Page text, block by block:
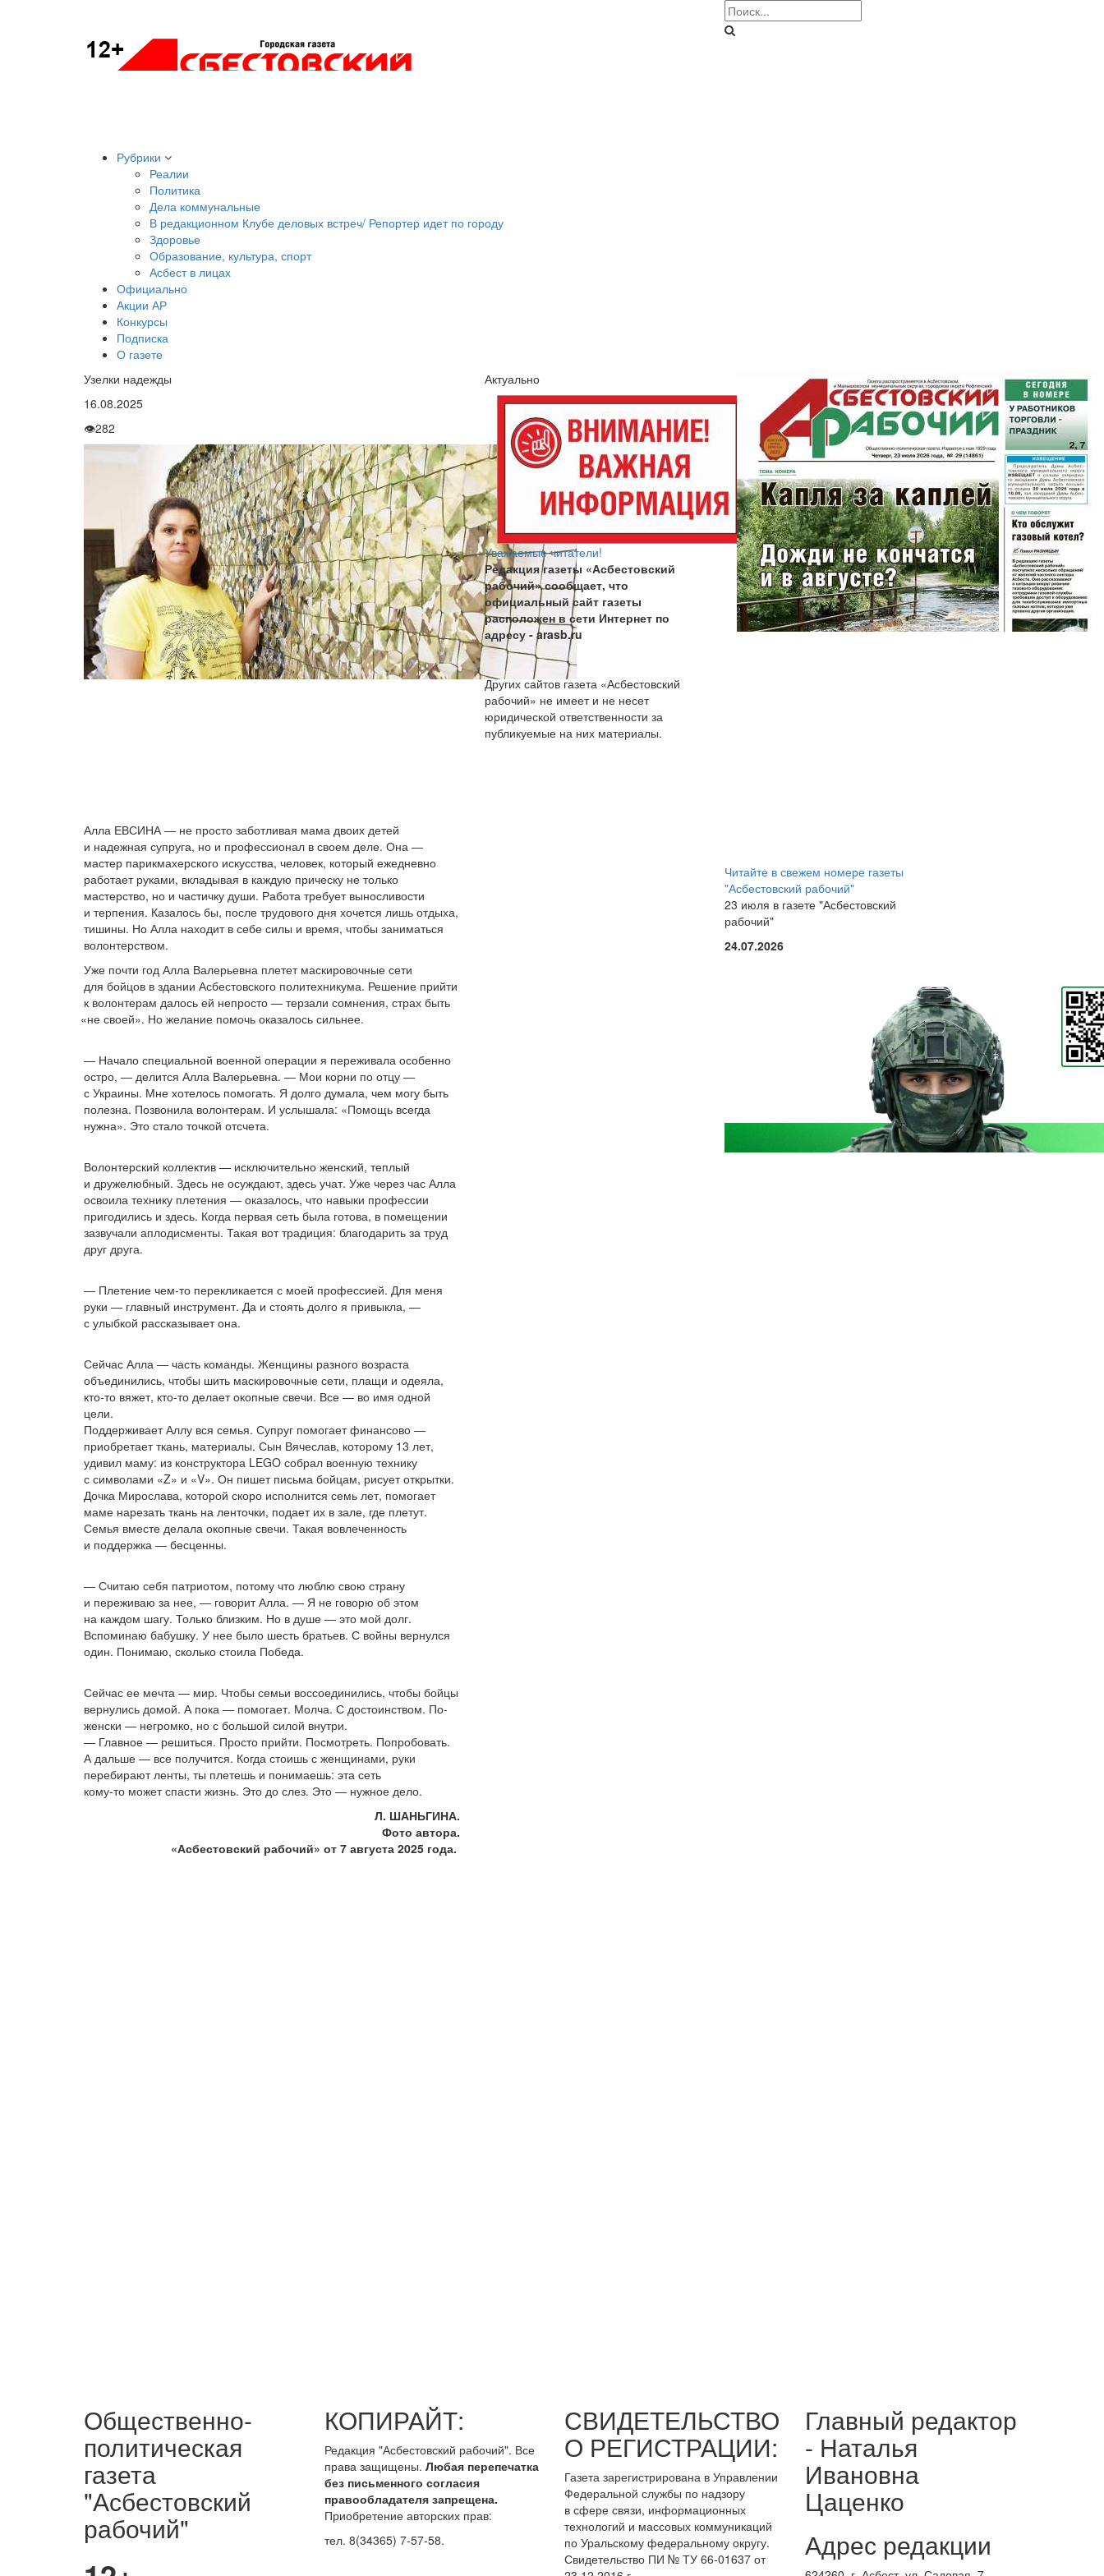
Рубрики
Реалии
Политика
Дела коммунальные
В редакционном Клубе деловых встреч/ Репортер идет по городу
Здоровье
Образование, культура, спорт
Асбест в лицах
Официально
Акции АР
Конкурсы
Подписка
О газете
Узелки надежды
16.08.2025
👁282
Алла ЕВСИНА — не просто заботливая мама двоих детей
и надежная супруга, но и профессионал в своем деле. Она —
мастер парикмахерского искусства, человек, который ежедневно
работает руками, вкладывая в каждую прическу не только
мастерство, но и частичку души. Работа требует выносливости
и терпения. Казалось бы, после трудового дня хочется лишь отдыха,
тишины. Но Алла находит в себе силы и время, чтобы заниматься
волонтерством.
Уже почти год Алла Валерьевна плетет маскировочные сети
для бойцов в здании Асбестовского политехникума. Решение прийти
к волонтерам далось ей непросто — терзали сомнения, страх быть
«несвоей». Но желание помочь оказалось сильнее.
— Начало специальной военной операции я переживала особенно
остро, — делится Алла Валерьевна. — Мои корни по отцу —
с Украины. Мне хотелось помогать. Я долго думала, чем могу быть
полезна. Позвонила волонтерам. И услышала: «Помощь всегда
нужна». Это стало точкой отсчета.
Волонтерский коллектив — исключительно женский, теплый
и дружелюбный. Здесь не осуждают, здесь учат. Уже через час Алла
освоила технику плетения — оказалось, что навыки профессии
пригодились и здесь. Когда первая сеть была готова, в помещении
зазвучали аплодисменты. Такая вот традиция: благодарить за труд
друг друга.
— Плетение чем-то перекликается с моей профессией. Для меня
руки — главный инструмент. Да и стоять долго я привыкла, —
с улыбкой рассказывает она.
Сейчас Алла — часть команды. Женщины разного возраста
объединились, чтобы шить маскировочные сети, плащи и одеяла,
кто-то вяжет, кто-то делает окопные свечи. Все — во имя одной
цели.
Поддерживает Аллу вся семья. Супруг помогает финансово —
приобретает ткань, материалы. Сын Вячеслав, которому 13 лет,
удивил маму: из конструктора LEGO собрал военную технику
с символами «Z» и «V». Он пишет письма бойцам, рисует открытки.
Дочка Мирослава, которой скоро исполнится семь лет, помогает
маме нарезать ткань на ленточки, подает их в зале, где плетут.
Семья вместе делала окопные свечи. Такая вовлеченность
и поддержка — бесценны.
— Считаю себя патриотом, потому что люблю свою страну
и переживаю за нее, — говорит Алла. — Я не говорю об этом
на каждом шагу. Только близким. Но в душе — это мой долг.
Вспоминаю бабушку. У нее было шесть братьев. С войны вернулся
один. Понимаю, сколько стоила Победа.
Сейчас ее мечта — мир. Чтобы семьи воссоединились, чтобы бойцы
вернулись домой. А пока — помогает. Молча. С достоинством. По-
женски — негромко, но с большой силой внутри.
— Главное — решиться. Просто прийти. Посмотреть. Попробовать.
А дальше — все получится. Когда стоишь с женщинами, руки
перебирают ленты, ты плетешь и понимаешь: эта сеть
кому-то может спасти жизнь. Это до слез. Это — нужное дело.
Л. ШАНЬГИНА.
Фото автора.
«Асбестовский рабочий» от 7 августа 2025 года.
Актуально
Уважаемые читатели!
Редакция газеты «Асбестовский
рабочий» сообщает, что
официальный сайт газеты
расположен в сети Интернет по
адресу - arasb.ru
Других сайтов газета «Асбестовский
рабочий» не имеет и не несет
юридической ответственности за
публикуемые на них материалы.
Читайте в свежем номере газеты
"Асбестовский рабочий"
23 июля в газете "Асбестовский
рабочий"
24.07.2026
Общественно-
политическая
газета
"Асбестовский
рабочий"
КОПИРАЙТ:
Редакция "Асбестовский рабочий". Все
права защищены. Любая перепечатка
без письменного согласия
правообладателя запрещена.
Приобретение авторских прав:
тел. 8(34365) 7-57-58.
СВИДЕТЕЛЬСТВО
О РЕГИСТРАЦИИ:
Газета зарегистрирована в Управлении
Федеральной службы по надзору
в сфере связи, информационных
технологий и массовых коммуникаций
по Уральскому федеральному округу.
Свидетельство ПИ № ТУ 66-01637 от
Главный редактор
- Наталья
Ивановна
Цаценко
Адрес редакции